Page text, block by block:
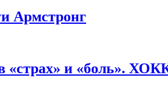
Армстронг
«страх» и «боль».